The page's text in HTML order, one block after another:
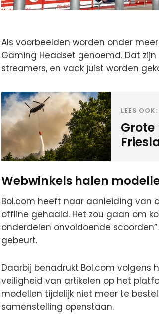
Als voorbeelden worden onder meer
Gaming Headset genoemd. Dat
streamers, en vaak juist worden
LEES OOK:
Grote
Webwinkels halen
Bol.com heeft naar aanleiding van
offline gehaald. Het zou gaan om
onderdelen onvoldoende
gebeurt.
Daarbij benadrukt Bol.com volgens
veiligheid van artikelen op het
modellen tijdelijk niet meer te
samenstelling openstaan.